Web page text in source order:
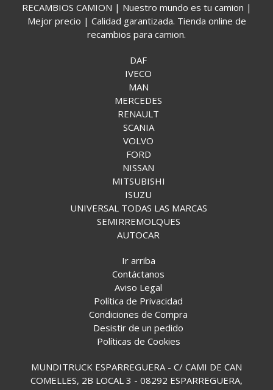
RECAMBIOS CAMION | Nuestro mundo es tu camion |
Mejor precio | Calidad garantizada. Tienda online de
recambios para camion.
DAF
IVECO
MAN
MERCEDES
RENAULT
SCANIA
VOLVO
FORD
NISSAN
MITSUBISHI
ISUZU
UNIVERSAL TODAS LAS MARCAS
SEMIRREMOLQUES
AUTOCAR
Ir arriba
Contáctanos
Aviso Legal
Política de Privacidad
Condiciones de Compra
Desistir de un pedido
Políticas de Cookies
MUNDITRUCK ESPARREGUERA - C/ CAMI DE CAN
COMELLES, 2B LOCAL 3 - 08292 ESPARREGUERA,